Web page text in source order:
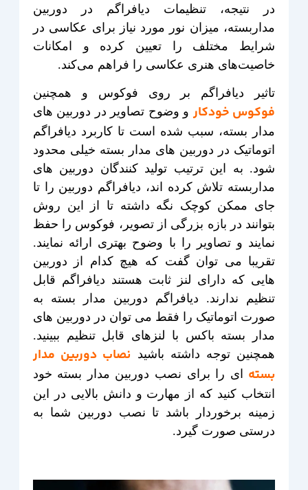
در نتیجه، تنظیمات دیافراگم در دوربین
مداربسته، میزان نور مورد نیاز برای عکاسی در
شرایط مختلف را تعیین کرده و امکانات
خاصیت‌های هنری عکاسی را فراهم می‌کند.
تاثیر دیافراگم بر روی فوکوس و همچنین
فوکوس خودکار و وضوح تصاویر در دوربین های
مدار بسته، سبب شده است تا کاربرد دیافراگم
اتوماتیک در دوربین های مدار بسته خیلی محدود
شود. به این ترتیب تولید کنندگان دوربین های
مداربسته تلاش کرده اند، دیافراگم دوربین را تا
جای ممکن کوچک نگه داشته تا از این روش
بتوانند در بازه بزرگی از تصویر، فوکوس را حفظ
نمایند و تصاویر را با وضوح بهتری ارائه نمایند.
تقریبا می توان گفت که هیچ کدام از دوربین
هایی که دارای لنز ثابت هستند دیافراگم قابل
تنظیم ندارند. دیافراگم دوربین مدار بسته به
صورت اتوماتیک را فقط می توان در دوربین های
مدار بسته باکس با لنزهای قابل تنظیم ببینید.
همچنین توجه داشته باشید نصاب دوربین مدار
بسته ای را برای نصب دوربین مدار بسته خود
انتخاب کنید که از مهارت و دانش بالایی در این
زمینه برخوردار باشد تا نصب دوربین شما به
درستی صورت گیرد.